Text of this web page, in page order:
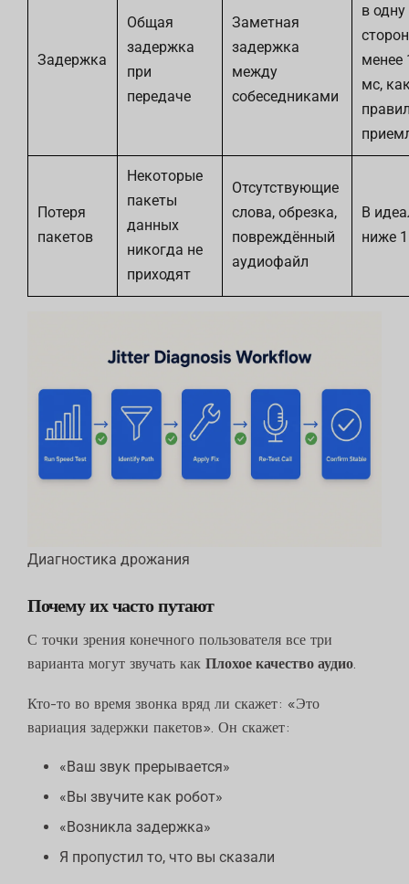
Задержка
Общая
задержка
при
передаче
Заметная
задержка
между
собеседниками
в одну
менее
мс,
Потеря
пакетов
Некоторые
пакеты
данных
никогда не
приходят
Отсутствующие
слова, обрезка,
повреждённый
аудиофайл
В
ниже
Диагностика дрожания
Почему их часто путают
С точки зрения конечного пользователя все три
варианта могут звучать как Плохое качество аудио
Кто-то во время звонка вряд ли скажет: «Это
вариация задержки пакетов». Он скажет:
«Ваш звук прерывается»
«Вы звучите как робот»
«Возникла задержка»
Я пропустил то, что вы сказали